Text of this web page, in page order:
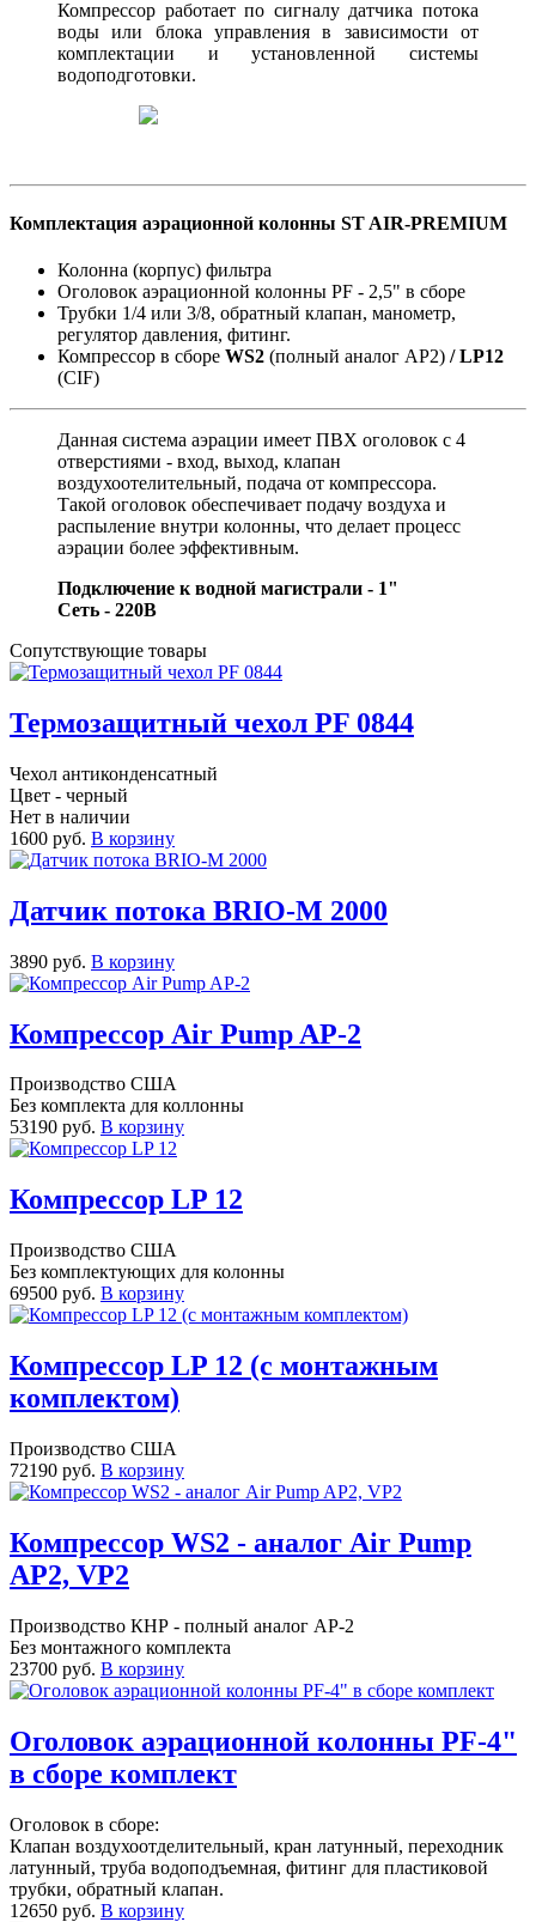
Компрессор работает по сигналу датчика потока
воды или блока управления в зависимости от
комплектации и установленной системы
водоподготовки.
Комплектация аэрационной колонны ST AIR-PREMIUM
Колонна (корпус) фильтра
Оголовок аэрационной колонны PF - 2,5" в сборе
Трубки 1/4 или 3/8, обратный клапан, манометр,
регулятор давления, фитинг.
Компрессор в сборе WS2 (полный аналог AP2) / LP12
(CIF)
Данная система аэрации имеет ПВХ оголовок с 4
отверстиями - вход, выход, клапан
воздухоотелительный, подача от компрессора.
Такой оголовок обеспечивает подачу воздуха и
распыление внутри колонны, что делает процесс
аэрации более эффективным.
Подключение к водной магистрали - 1"
Сеть - 220В
Сопутствующие товары
Термозащитный чехол PF 0844
Чехол антиконденсатный
Цвет - черный
Нет в наличии
1600 руб. В корзину
Датчик потока BRIO-M 2000
3890 руб. В корзину
Компрессор Air Pump AP-2
Производство США
Без комплекта для коллонны
53190 руб. В корзину
Компрессор LP 12
Производство США
Без комплектующих для колонны
69500 руб. В корзину
Компрессор LP 12 (с монтажным
комплектом)
Производство США
72190 руб. В корзину
Компрессор WS2 - аналог Air Pump
AP2, VP2
Производство КНР - полный аналог AP-2
Без монтажного комплекта
23700 руб. В корзину
Оголовок аэрационной колонны PF-4"
в сборе комплект
Оголовок в сборе:
Клапан воздухоотделительный, кран латунный, переходник
латунный, труба водоподъемная, фитинг для пластиковой
трубки, обратный клапан.
12650 руб. В корзину